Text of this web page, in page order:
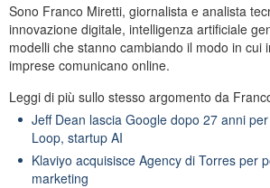
Sono Franco Miretti, giornalista e analista
innovazione digitale, intelligenza artificiale
modelli che stanno cambiando il modo in cui
imprese comunicano online.
Leggi di più sullo stesso argomento da
Jeff Dean lascia Google dopo 27 anni
Loop, startup AI
Klaviyo acquisisce Agency di Torres per
marketing